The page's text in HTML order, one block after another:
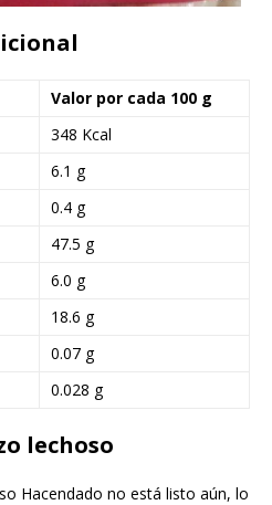
Valor por cada 100 g
348 Kcal
6.1 g
0.4 g
47.5 g
6.0 g
18.6 g
0.07 g
0.028 g
lechoso
Hacendado no está listo aún, lo